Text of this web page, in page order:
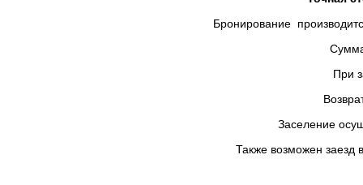
Бронирование
Сумма предоплаты
При заселении Вы
Возврат брони не
Заселение
Также возможен заезд в